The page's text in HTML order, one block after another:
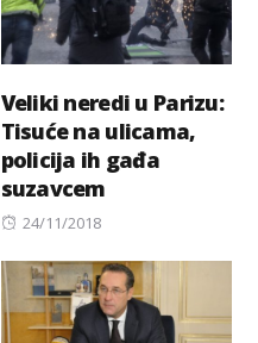
Veliki neredi u Parizu:
Tisuće na ulicama,
policija ih gađa
suzavcem
Posted
24/11/2018